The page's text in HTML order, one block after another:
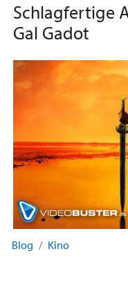
Schlagfertige
Gal Gadot
Blog Kino